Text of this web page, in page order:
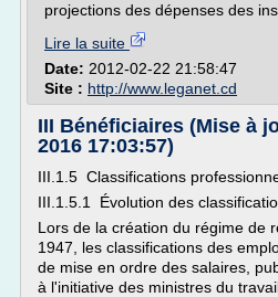
projections des dépenses des
Lire la suite
Date: 2012-02-22 21:58:47
Site : http://www.leganet.cd
III Bénéficiaires (Mise à
2016 17:03:57)
III.1.5 Classifications
III.1.5.1 Évolution des
Lors de la création du régime de
1947, les classifications des
de mise en ordre des salaires,
à l'initiative des ministres du